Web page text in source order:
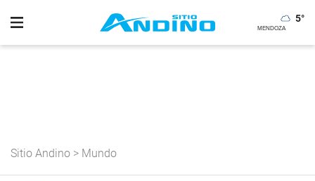
5°
Sitio Andino > Mundo